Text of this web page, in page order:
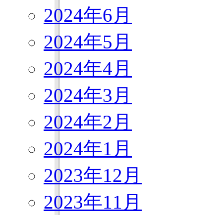
2024年6月
2024年5月
2024年4月
2024年3月
2024年2月
2024年1月
2023年12月
2023年11月